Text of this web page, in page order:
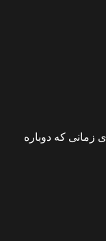
زمانی که دوباره